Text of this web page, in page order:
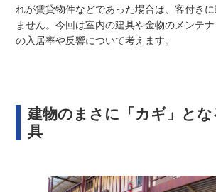
れが賃貸物件などであった場合は、客付き
ません。今回は室内の建具や金物のメンテ
の入居率や反響について考えます。
建物のまさに「カギ」と
具